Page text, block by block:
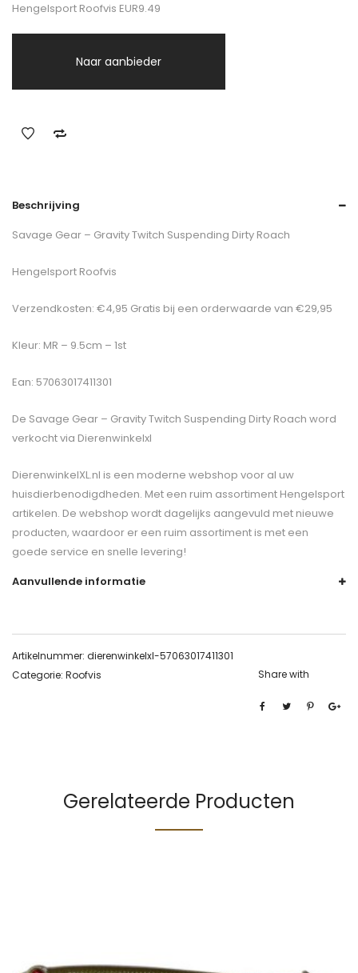
Hengelsport Roofvis EUR9.49
Naar aanbieder
Beschrijving
Savage Gear – Gravity Twitch Suspending Dirty Roach
Hengelsport Roofvis
Verzendkosten: €4,95 Gratis bij een orderwaarde van €29,95
Kleur: MR – 9.5cm – 1st
Ean: 57063017411301
De Savage Gear – Gravity Twitch Suspending Dirty Roach word
verkocht via Dierenwinkelxl
DierenwinkelXL.nl is een moderne webshop voor al uw
huisdierbenodigdheden. Met een ruim assortiment Hengelsport
artikelen. De webshop wordt dagelijks aangevuld met nieuwe
producten, waardoor er een ruim assortiment is met een
goede service en snelle levering!
Aanvullende informatie
Artikelnummer: dierenwinkelxl-57063017411301
Categorie: Roofvis Share with
Gerelateerde Producten